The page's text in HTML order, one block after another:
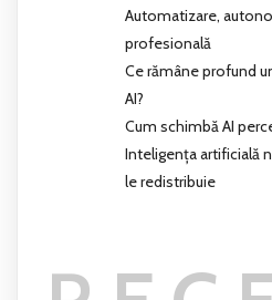
Automatizare,
profesională
Ce rămâne profund
AI?
Cum schimbă AI
Inteligența artificială
le redistribuie